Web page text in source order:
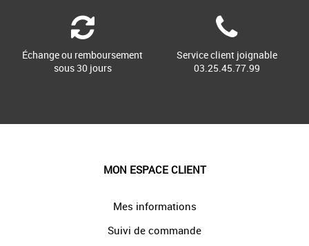
Échange ou remboursement
sous 30 jours
Service client joignable
03.25.45.77.99
MON ESPACE CLIENT
Mes informations
Suivi de commande